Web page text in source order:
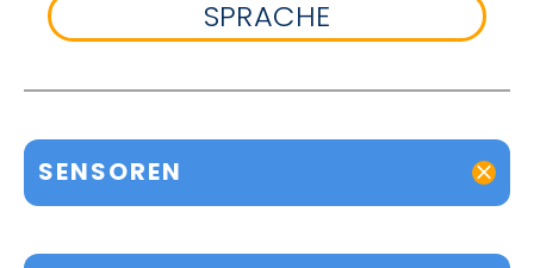
SPRACHE
SENSOREN